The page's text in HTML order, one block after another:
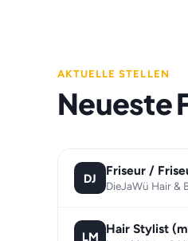
AKTUELLE STELLEN
Neueste
DJ Friseur /
DieJaWü Hair &
LM Hair Stylist